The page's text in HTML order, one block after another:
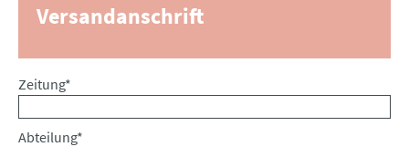
Versandanschrift
Pflichtfeld
Zeitung*
Pflichtfeld
Abteilung*